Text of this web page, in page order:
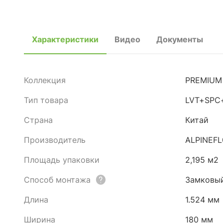
Характеристики Видео Документы
Коллекция
Тип товара
Страна
Китай
Производитель
Площадь упаковки
2,195 м2
Способ монтажа
Длина
1.524 мм
Ширина
180 мм